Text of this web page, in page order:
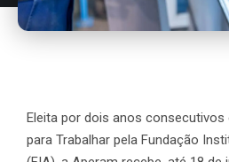
Eleita por dois anos
para Trabalhar pela Fundação